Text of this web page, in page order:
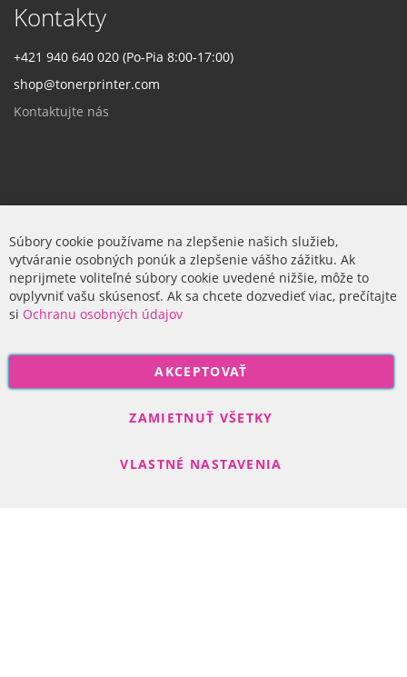
Kontakty
+421 940 640 020 (Po-Pia 8:00-17:00)
shop@tonerprinter.com
Kontaktujte nás
Firma
O nás
P
Súbory cookie používame na zlepšenie našich služieb,
vytváranie osobných ponúk a zlepšenie vášho zážitku. Ak
neprijmete voliteľné súbory cookie uvedené nižšie, môže to
ovplyvniť vašu skúsenosť. Ak sa chcete dozvedieť viac, prečítajte
si Ochranu osobných údajov
AKCEPTOVAŤ
ZAMIETNUŤ VŠETKY
VLASTNÉ NASTAVENIA